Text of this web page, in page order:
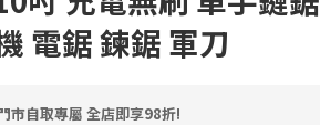
電鋸 鍊鋸 軍刀
市自取專屬 全店即享98折!